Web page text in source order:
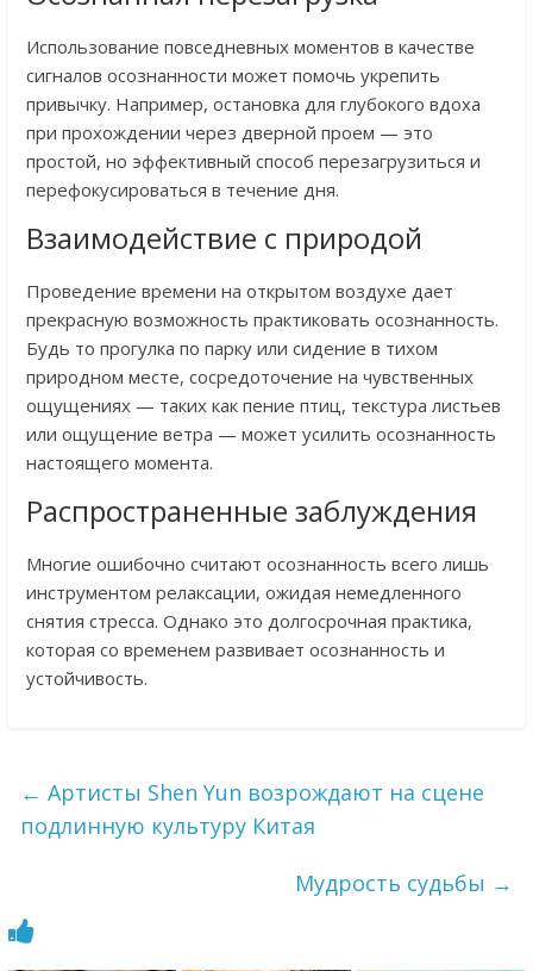
Использование повседневных моментов в качестве
сигналов осознанности может помочь укрепить
привычку. Например, остановка для глубокого вдоха
при прохождении через дверной проем — это
простой, но эффективный способ перезагрузиться и
перефокусироваться в течение дня.
Взаимодействие с природой
Проведение времени на открытом воздухе дает
прекрасную возможность практиковать осознанность.
Будь то прогулка по парку или сидение в тихом
природном месте, сосредоточение на чувственных
ощущениях — таких как пение птиц, текстура листьев
или ощущение ветра — может усилить осознанность
настоящего момента.
Распространенные заблуждения
Многие ошибочно считают осознанность всего лишь
инструментом релаксации, ожидая немедленного
снятия стресса. Однако это долгосрочная практика,
которая со временем развивает осознанность и
устойчивость.
← Артисты Shen Yun возрождают на сцене
подлинную культуру Китая
Мудрость судьбы →